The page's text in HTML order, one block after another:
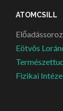
ATOMCSILL
Eötvös
Fizikai